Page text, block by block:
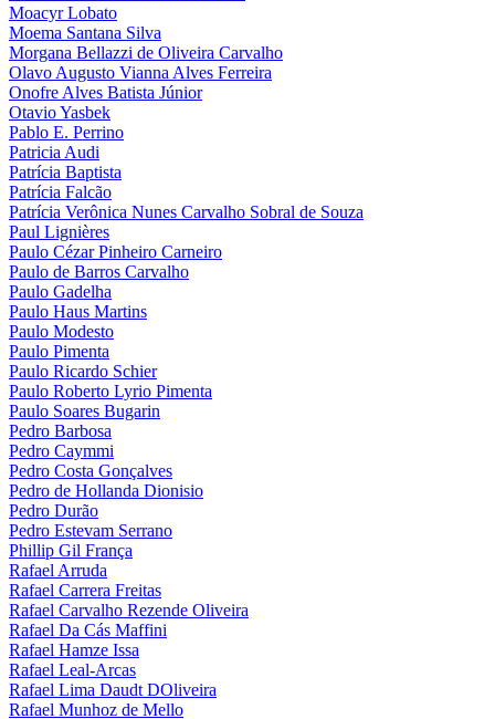
Moacyr Lobato
Moema Santana Silva
Morgana Bellazzi de Oliveira Carvalho
Olavo Augusto Vianna Alves Ferreira
Onofre Alves Batista Júnior
Otavio Yasbek
Pablo E. Perrino
Patricia Audi
Patrícia Baptista
Patrícia Falcão
Patrícia Verônica Nunes Carvalho Sobral de Souza
Paul Lignières
Paulo Cézar Pinheiro Carneiro
Paulo de Barros Carvalho
Paulo Gadelha
Paulo Haus Martins
Paulo Modesto
Paulo Pimenta
Paulo Ricardo Schier
Paulo Roberto Lyrio Pimenta
Paulo Soares Bugarin
Pedro Barbosa
Pedro Caymmi
Pedro Costa Gonçalves
Pedro de Hollanda Dionisio
Pedro Durão
Pedro Estevam Serrano
Phillip Gil França
Rafael Arruda
Rafael Carrera Freitas
Rafael Carvalho Rezende Oliveira
Rafael Da Cás Maffini
Rafael Hamze Issa
Rafael Leal-Arcas
Rafael Lima Daudt DOliveira
Rafael Munhoz de Mello